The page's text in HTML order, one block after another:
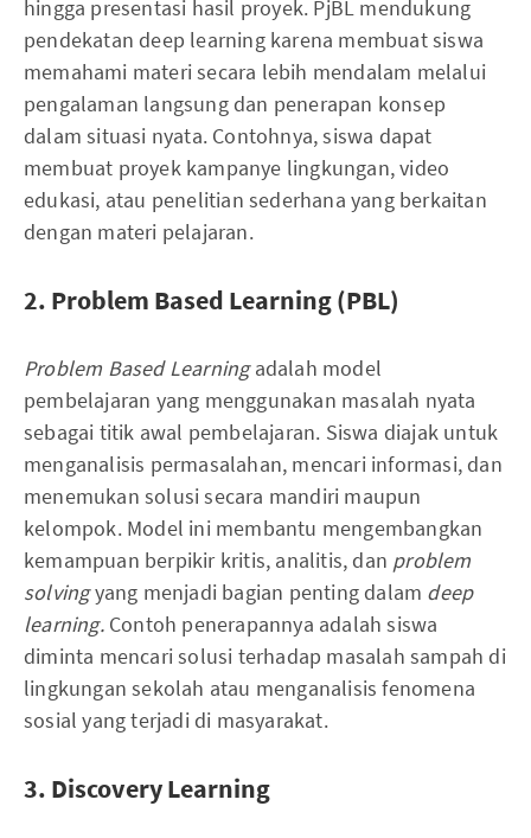
hingga presentasi hasil proyek. PjBL mendukung
pendekatan deep learning karena membuat siswa
memahami materi secara lebih mendalam melalui
pengalaman langsung dan penerapan konsep
dalam situasi nyata. Contohnya, siswa dapat
membuat proyek kampanye lingkungan, video
edukasi, atau penelitian sederhana yang berkaitan
dengan materi pelajaran.
2. Problem Based Learning (PBL)
Problem Based Learningadalah model
pembelajaran yang menggunakan masalah nyata
sebagai titik awal pembelajaran. Siswa diajak untuk
menganalisis permasalahan, mencari informasi, dan
menemukan solusi secara mandiri maupun
kelompok. Model ini membantu mengembangkan
kemampuan berpikir kritis, analitis, dan problem
solvingyang menjadi bagian penting dalam deep
learning. Contoh penerapannya adalah siswa
diminta mencari solusi terhadap masalah sampah di
lingkungan sekolah atau menganalisis fenomena
sosial yang terjadi di masyarakat.
3. Discovery Learning